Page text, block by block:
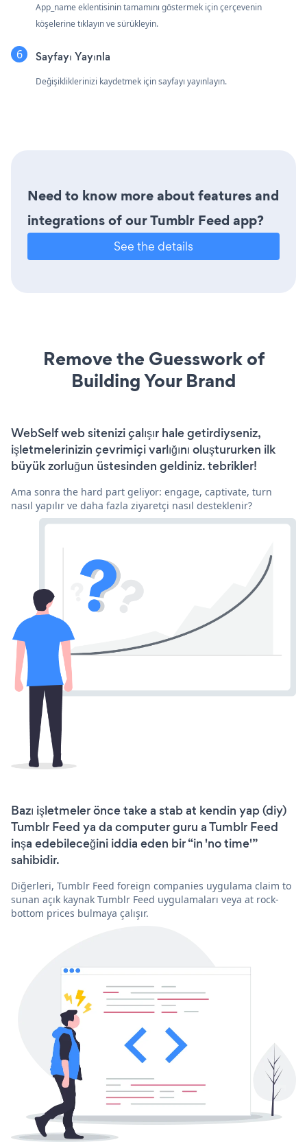
App_name eklentisinin tamamını göstermek için çerçevenin
köşelerine tıklayın ve sürükleyin.
Sayfayı Yayınla
Değişikliklerinizi kaydetmek için sayfayı yayınlayın.
Need to know more about features and
integrations of our Tumblr Feed app?
See the details
Remove the Guesswork of
Building Your Brand
WebSelf web sitenizi çalışır hale getirdiyseniz,
işletmelerinizin çevrimiçi varlığını oluştururken ilk
büyük zorluğun üstesinden geldiniz. tebrikler!
Ama sonra the hard part geliyor: engage, captivate, turn
nasıl yapılır ve daha fazla ziyaretçi nasıl desteklenir?
Bazı işletmeler önce take a stab at kendin yap (diy)
Tumblr Feed ya da computer guru a Tumblr Feed
inşa edebileceğini iddia eden bir “in 'no time'”
sahibidir.
Diğerleri, Tumblr Feed foreign companies uygulama claim to
sunan açık kaynak Tumblr Feed uygulamaları veya at rock-
bottom prices bulmaya çalışır.